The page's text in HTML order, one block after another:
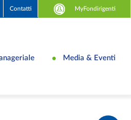
Contatti MyFondirigenti
Media & Eventi